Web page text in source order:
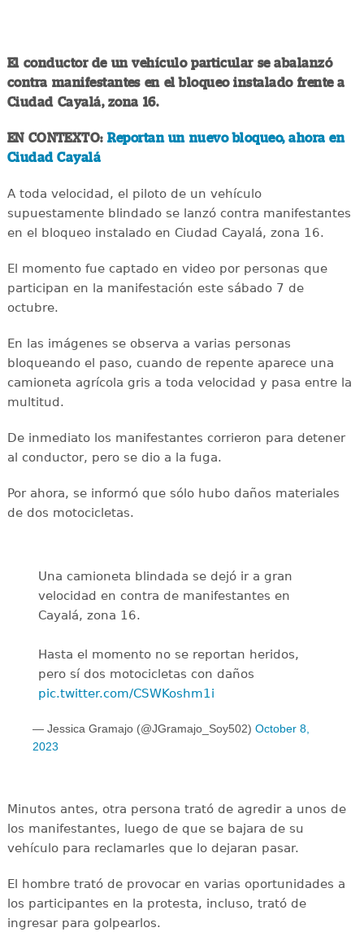
El conductor de un vehículo particular se abalanzó
contra manifestantes en el bloqueo instalado frente a
Ciudad Cayalá, zona 16.
EN CONTEXTO: Reportan un nuevo bloqueo, ahora en
Ciudad Cayalá
A toda velocidad, el piloto de un vehículo
supuestamente blindado se lanzó contra manifestantes
en el bloqueo instalado en Ciudad Cayalá, zona 16.
El momento fue captado en video por personas que
participan en la manifestación este sábado 7 de
octubre.
En las imágenes se observa a varias personas
bloqueando el paso, cuando de repente aparece una
camioneta agrícola gris a toda velocidad y pasa entre la
multitud.
De inmediato los manifestantes corrieron para detener
al conductor, pero se dio a la fuga.
Por ahora, se informó que sólo hubo daños materiales
de dos motocicletas.
Una camioneta blindada se dejó ir a gran
velocidad en contra de manifestantes en
Cayalá, zona 16.
Hasta el momento no se reportan heridos,
pero sí dos motocicletas con daños
pic.twitter.com/CSWKoshm1i
— Jessica Gramajo (@JGramajo_Soy502) October 8,
2023
Minutos antes, otra persona trató de agredir a unos de
los manifestantes, luego de que se bajara de su
vehículo para reclamarles que lo dejaran pasar.
El hombre trató de provocar en varias oportunidades a
los participantes en la protesta, incluso, trató de
ingresar para golpearlos.